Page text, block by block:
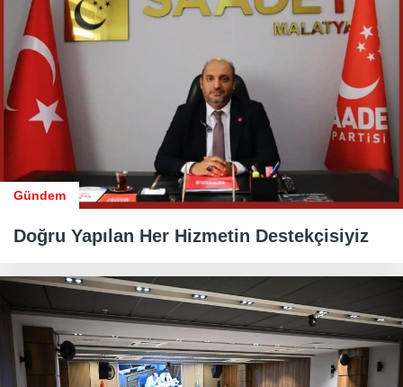
Gündem
Doğru Yapılan Her Hizmetin Destekçisiyiz